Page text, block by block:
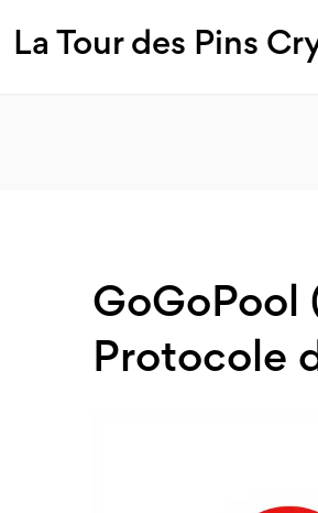
La Tour des Pins
GoGoPool
Protocole